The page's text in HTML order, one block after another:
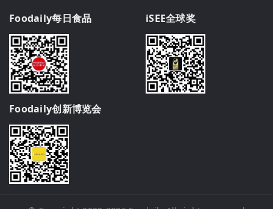
Foodaily每日食品 iSEE全球奖
Foodaily创新博览会